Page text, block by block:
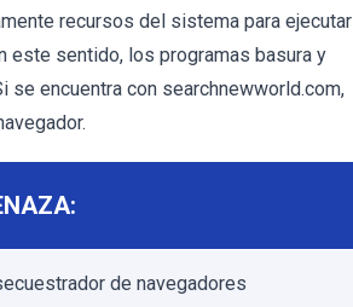
recursos del sistema para ejecutar
este sentido, los programas basura y
encuentra con searchnewworld.com,
de navegadores